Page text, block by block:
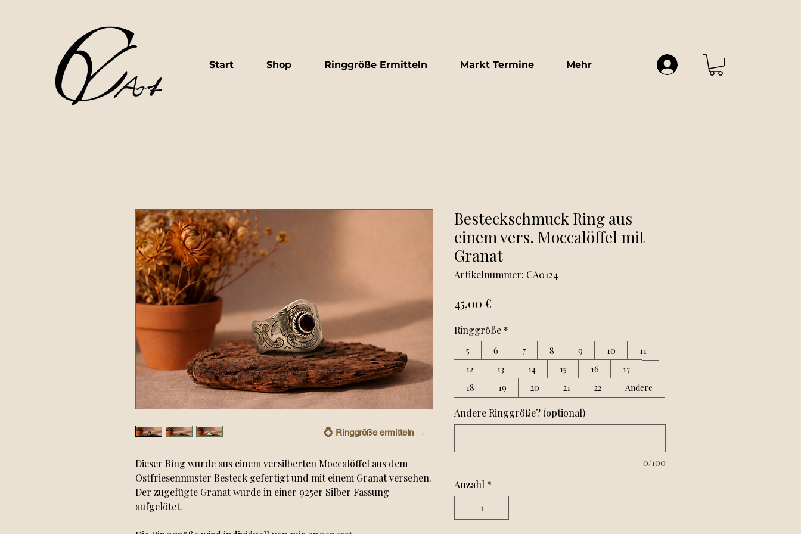
Start Shop Ringgröße Ermitteln Markt Termine Mehr
Dieser Ring wurde aus einem versilberten Moccalöffel aus dem
Ostfriesenmuster Besteck gefertigt und mit einem Granat versehen.
Der zugefügte Granat wurde in einer 925er Silber Fassung
aufgelötet.
Besteckschmuck Ring aus
einem vers. Moccalöffel mit
Granat
Artikelnummer: CA0124
45,00 €
Ringgröße *
5 6 7 8 9 10
11
12
13 14 15 16
17
18
19 20 21 22 Andere
Andere Ringgröße? (optional)
0/100
Anzahl *
💍 Ringgröße ermitteln →